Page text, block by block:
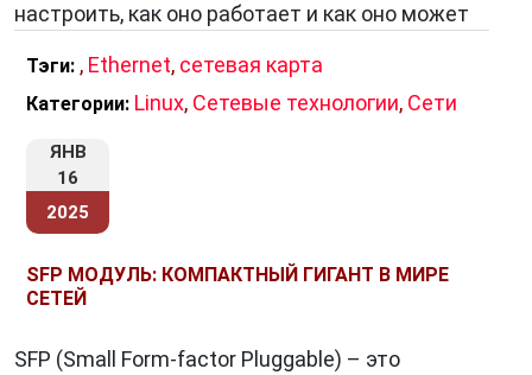
настроить, как оно работает и как оно может
Тэги: , Ethernet, сетевая карта
Категории: Linux, Сетевые технологии, Сети
ЯНВ
16
2025
SFP МОДУЛЬ: КОМПАКТНЫЙ ГИГАНТ В МИРЕ
СЕТЕЙ
SFP (Small Form-factor Pluggable) – это